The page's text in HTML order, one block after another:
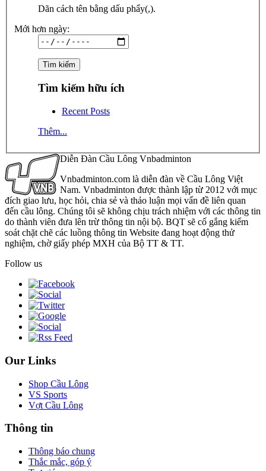
Dãn cách tên bằng dấu phẩy(,).
Mới hơn ngày:
Tìm kiếm hữu ích
Recent Posts
Thêm...
Diễn Đàn Cầu Lông Vnbadminton
Vnbadminton.com là diễn đàn về Cầu Lông Việt
Nam. Vnbadminton được thành lập từ 2012 với mục
đích giao lưu, học hỏi, chia sẻ và thảo luận mọi vấn đề liên quan
đến cầu lông. Chúng tôi sẽ không chịu trách nhiệm với các thông tin
do thành viên đưa lên trừ thông tin nội bộ. BQT sẽ cố gắng kiểm
soát chặt chẽ các luồng thông tin Website đang hoạt động thử
nghiệm, chờ giấy phép MXH của Bộ TT & TT.
Follow us
Our Links
Shop Cầu Lông
VS Sports
Vợt Cầu Lông
Thông tin
Thông báo chung
Thắc mắc, góp ý